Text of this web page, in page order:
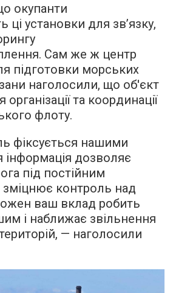
окупанти
ці установки для зв’язку,
Сам же ж центр
підготовки морських
наголосили, що об'єкт
та координації
флоту.
фіксується нашими
інформація дозволяє
під постійним
зміцнює контроль над
ваш вклад робить
і наближає звільнення
— наголосили